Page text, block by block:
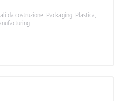
da costruzione, Packaging, Plastica,